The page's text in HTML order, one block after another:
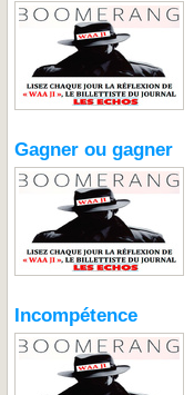
Gagner ou gagner
Incompétence